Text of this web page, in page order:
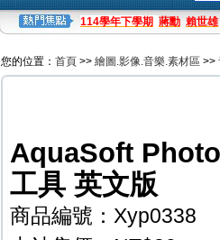
114學年下學期 蔣勳 賴世雄
您的位置： 首頁 >> 繪圖.影像.音樂.素材區 >>
AquaSoft
工具 英文版
商品編號：Xyp0338